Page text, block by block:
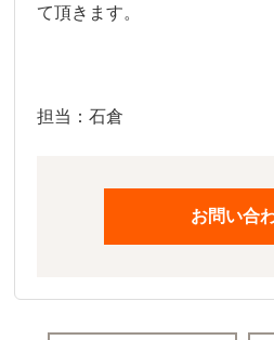
て頂きます。
担当：石倉
お問い合